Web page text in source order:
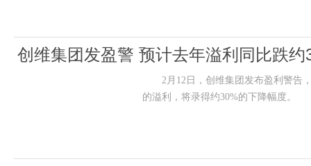
创维集团发盈警 预计去年溢利同比跌约
2月12日，创维集团发布盈利警告，
的溢利，将录得约30%的下降幅度